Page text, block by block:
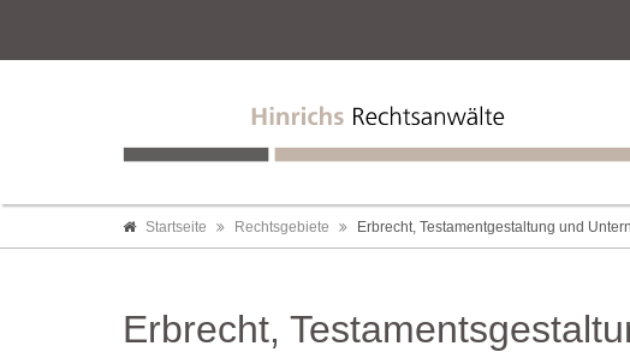
Startseite Rechtsgebiete Erbrecht, Testamentgestaltung und
Erbrecht,